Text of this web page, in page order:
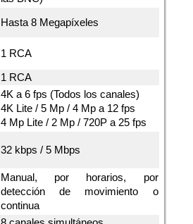
Hasta 8 Megapíxeles
1 RCA
1 RCA
4K a 6 fps (Todos los canales)
4K Lite / 5 Mp / 4 Mp a 12 fps
4 Mp Lite / 2 Mp / 720P a 25 fps
32 kbps / 5 Mbps
Manual, por horarios, por
detección de movimiento o
continua